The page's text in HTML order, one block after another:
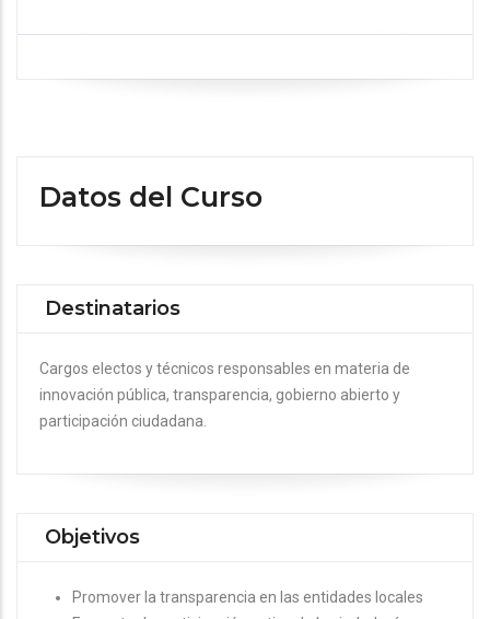
Datos del Curso
Destinatarios
Cargos electos y técnicos responsables en materia de
innovación pública, transparencia, gobierno abierto y
participación ciudadana.
Objetivos
Promover la transparencia en las entidades locales